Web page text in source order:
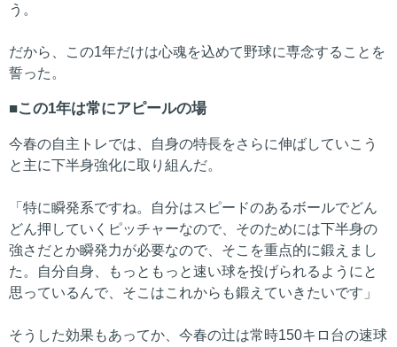
う。
だから、この1年だけは心魂を込めて野球に専念することを
誓った。
この1年は常にアピールの場
今春の自主トレでは、自身の特長をさらに伸ばしていこう
と主に下半身強化に取り組んだ。
「特に瞬発系ですね。自分はスピードのあるボールでどん
どん押していくピッチャーなので、そのためには下半身の
強さだとか瞬発力が必要なので、そこを重点的に鍛えまし
た。自分自身、もっともっと速い球を投げられるようにと
思っているんで、そこはこれからも鍛えていきたいです」
そうした効果もあってか、今春の辻は常時150キロ台の速球